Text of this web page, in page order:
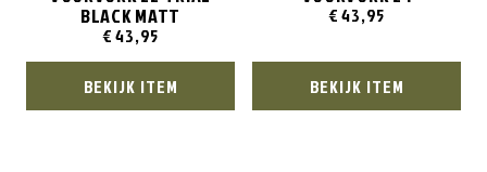
BLACK MATT
€43,95
BEKIJK ITEM
€43,95
BEKIJK ITEM